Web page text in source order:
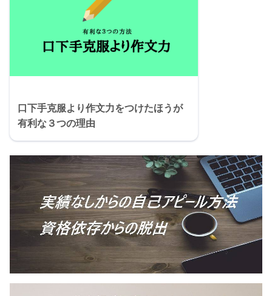
口下手克服より作文力をつけたほうが
有利な３つの理由